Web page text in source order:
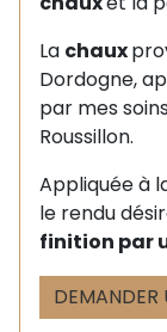
La chaux
Dordogne,
par mes
Roussillon.
Appliquée à
le rendu
finition par
DEMANDER